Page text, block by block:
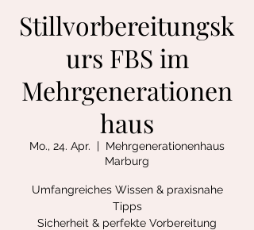
Stillvorbereitungsk
urs FBS im
Mehrgenerationen
haus
Mo., 24. Apr.
  |
Mehrgenerationenhaus
Marburg
Umfangreiches Wissen & praxisnahe
Tipps
Sicherheit & perfekte Vorbereitung